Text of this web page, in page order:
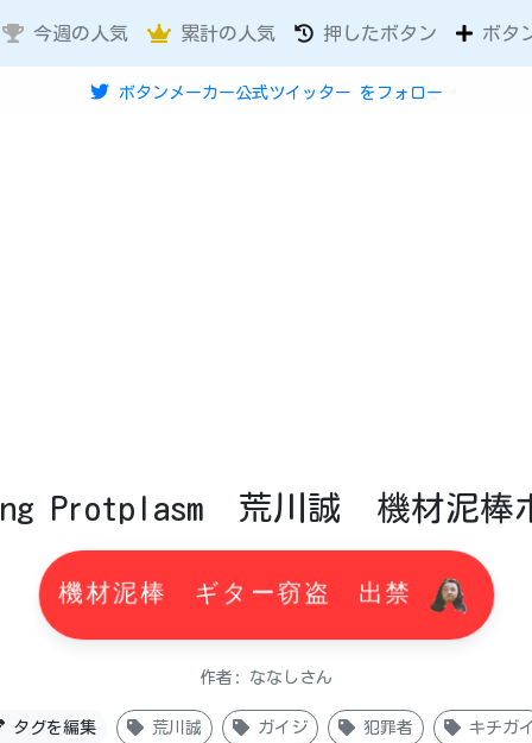
今週の人気 累計の人気 押したボタン ボタ
ボタンメーカー公式ツイッター をフォロー
Protplasm 荒川誠 機材泥棒
機材泥棒 ギター窃盗 出禁
作者: ななしさん
タグを編集 荒川誠 ガイジ 犯罪者 キチガ